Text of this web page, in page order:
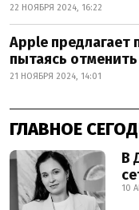
22 НОЯБРЯ 2024, 16:22
Apple предлагает
пытаясь
21 НОЯБРЯ 2024, 14:01
ГЛАВНОЕ
В
10